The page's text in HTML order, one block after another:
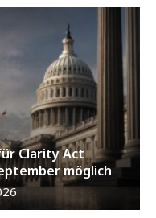
Clarity Act
möglich